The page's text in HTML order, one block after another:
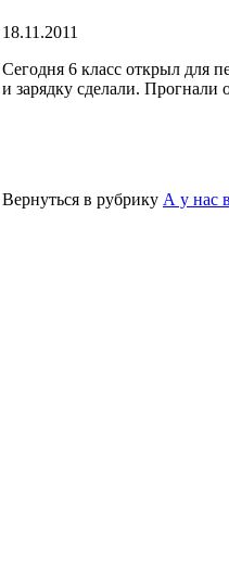
18.11.2011
Сегодня 6 класс открыл для
и зарядку сделали. Прогнали
Вернуться в рубрику А у нас